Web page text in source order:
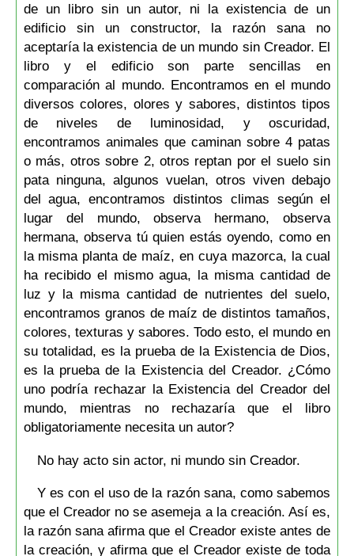
de un libro sin un autor, ni la existencia de un
edificio sin un constructor, la razón sana no
aceptaría la existencia de un mundo sin Creador. El
libro y el edificio son parte sencillas en
comparación al mundo. Encontramos en el mundo
diversos colores, olores y sabores, distintos tipos
de niveles de luminosidad, y oscuridad,
encontramos animales que caminan sobre 4 patas
o más, otros sobre 2, otros reptan por el suelo sin
pata ninguna, algunos vuelan, otros viven debajo
del agua, encontramos distintos climas según el
lugar del mundo, observa hermano, observa
hermana, observa tú quien estás oyendo, como en
la misma planta de maíz, en cuya mazorca, la cual
ha recibido el mismo agua, la misma cantidad de
luz y la misma cantidad de nutrientes del suelo,
encontramos granos de maíz de distintos tamaños,
colores, texturas y sabores. Todo esto, el mundo en
su totalidad, es la prueba de la Existencia de Dios,
es la prueba de la Existencia del Creador. ¿Cómo
uno podría rechazar la Existencia del Creador del
mundo, mientras no rechazaría que el libro
obligatoriamente necesita un autor?
No hay acto sin actor, ni mundo sin Creador.
Y es con el uso de la razón sana, como sabemos
que el Creador no se asemeja a la creación. Así es,
la razón sana afirma que el Creador existe antes de
la creación, y afirma que el Creador existe de toda